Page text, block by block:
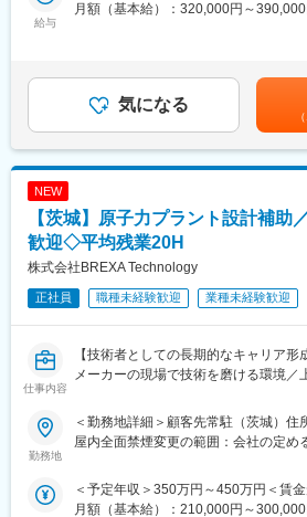
培ってきたノウハウを活かし、製造派
■グループ方針
当社グループは「働く機会と希望を創
に基づき、企業と人の成長を支援する
スで、働く人が働きがいを持ち、成長
の提供を目指し、「高い成長力のある
ための取り組みを推進しています。
変更の範囲：会社の定める業務
【アサイン業務例】
■当社の魅力
幅広い分野の案件に携わることで、ス
プが可能です。また、当社が提供する
業種を固定せずに様々な経験を積むこ
質の高い教育研修を実現するために、
成やリスキリングにも力を入れていま
ひとりの成長を促進し、キャリアビジ
す。
■研修施設
術教育や配属前研修、設計技術基礎
性の高い技術者の育成を行っています
■当社について
1971年の創業以来、当社は製造系人材
培ってきたノウハウを活かし、製造派
どの幅広い人材サービスを提供してい
給与
月額（基本給）：320,000円～
金額であり、選考を通じて上下する
は固定手当を含めた表記です。
気になる
NEW
【茨城】原子力プラント設計補助
歓迎◇平均残業20H
株式会社BREXA Technology
正社員 職種未経験歓迎 業種未経験歓迎
仕事内容
【技術者としての長期的なキャリア
メーカーの現場で技術を磨ける環境／
◆職務概要：株式会社アウトソーシン
勤務地
＜勤務地詳細＞顧客先常駐（茨城）住
屋内全面禁煙変更の範囲：会社の定め
＜予定年収＞350万円～450万円＜賃
月額（基本給）：210,000円～